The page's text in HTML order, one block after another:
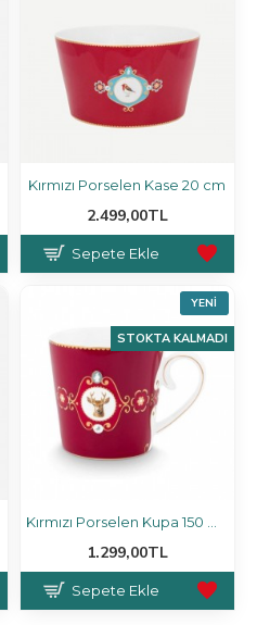
Kırmızı Porselen Kase 20 cm
2.499,00TL
Sepete Ekle
YENI
STOKTA KALMADI
1.299,00TL
Sepete Ekle